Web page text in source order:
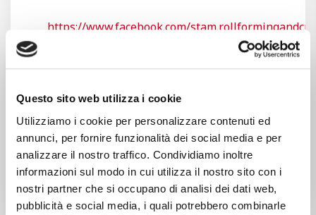
Questo sito web utilizza i cookie
Utilizziamo i cookie per personalizzare contenuti ed
annunci, per fornire funzionalità dei social media e per
analizzare il nostro traffico. Condividiamo inoltre
informazioni sul modo in cui utilizza il nostro sito con i
nostri partner che si occupano di analisi dei dati web,
pubblicità e social media, i quali potrebbero combinarle
https://www.facebook.com/
Condividi: